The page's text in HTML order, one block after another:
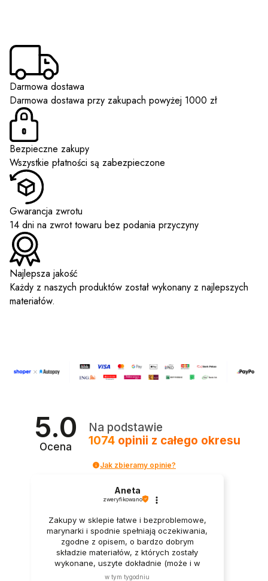
Darmowa dostawa
Darmowa dostawa przy zakupach powyżej 1000 zł
Bezpieczne zakupy
Wszystkie płatności są zabezpieczone
Gwarancja zwrotu
14 dni na zwrot towaru bez podania przyczyny
Najlepsza jakość
Każdy z naszych produktów został wykonany z najlepszych
materiałów.
5.0
Ocena
Na podstawie
1074opinii z całego okresu
Jak zbieramy opinie?
Aneta
zweryfikowano
Zakupy w sklepie łatwe i bezproblemowe,
marynarki i spodnie spełniają oczekiwania,
zgodne z opisem, o bardzo dobrym
składzie materiałów, z których zostały
wykonane, uszyte dokładnie (może i w
innych sklepach zdarza się to coraz
w tym tygodniu